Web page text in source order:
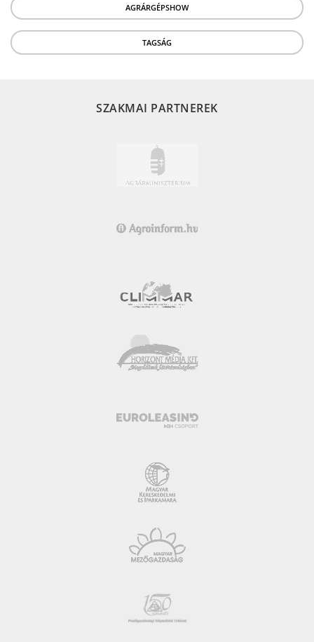
AGRÁRGÉPSHOW
TAGSÁG
SZAKMAI PARTNEREK